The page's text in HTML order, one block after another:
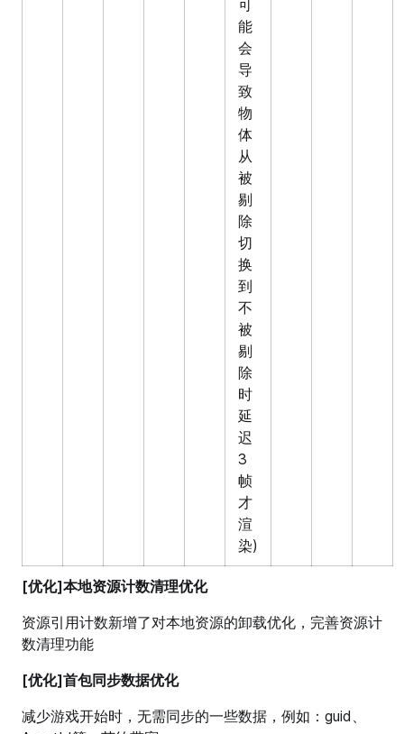
可
能
会
导
致
物
体
从
被
剔
除
切
换
到
不
被
剔
除
时
延
迟
3
帧
才
渲
染)
[优化]本地资源计数清理优化
资源引用计数新增了对本地资源的卸载优化，完善资源计
数清理功能
[优化]首包同步数据优化
减少游戏开始时，无需同步的一些数据，例如：guid、